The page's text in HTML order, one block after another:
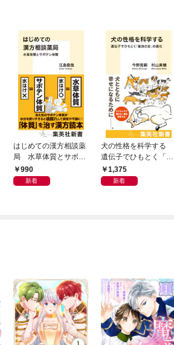
はじめての漢方相談薬
局 水草体質とサボテ
ン体質
990
新着
犬の性格を科学する
遺伝子でひもとく「最
良の友」の進化
1,375
新着